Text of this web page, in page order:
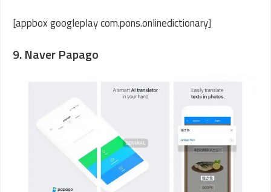
[appbox googleplay com.pons.onlinedictionary]
9. Naver Papago